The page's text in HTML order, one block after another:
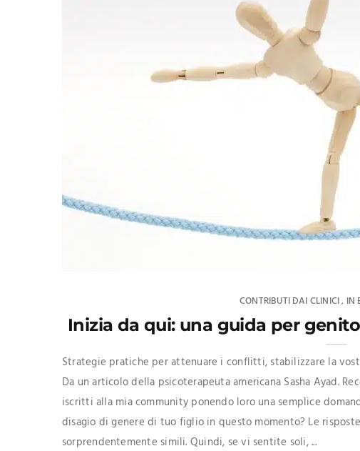
CONTRIBUTI DAI CLINICI, IN
Inizia da qui: una guida per
Strategie pratiche per attenuare i conflitti, stabilizzare la
Da un articolo della psicoterapeuta americana Sasha Ayad.
iscritti alla mia community ponendo loro una semplice
disagio di genere di tuo figlio in questo momento? Le
sorprendentemente simili. Quindi, se vi sentite soli, ...